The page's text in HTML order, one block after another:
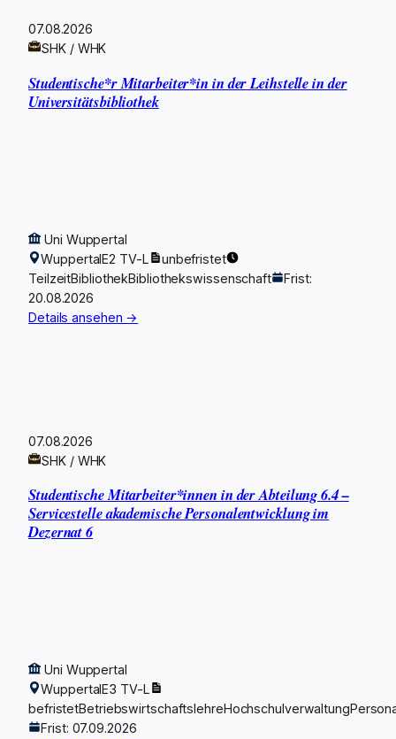
07.08.2026
SHK / WHK
Studentische*r Mitarbeiter*in in der Leihstelle in der
Universitätsbibliothek
Uni Wuppertal
WuppertalE2 TV-L
unbefristet
TeilzeitBibliothekBibliothekswissenschaft
Frist:
20.08.2026
Details ansehen →
07.08.2026
SHK / WHK
Studentische Mitarbeiter*innen in der Abteilung 6.4 –
Servicestelle akademische Personalentwicklung im
Dezernat 6
Uni Wuppertal
WuppertalE3 TV-L
befristetBetriebswirtschaftslehreHochschulverwaltung
Frist: 07.09.2026